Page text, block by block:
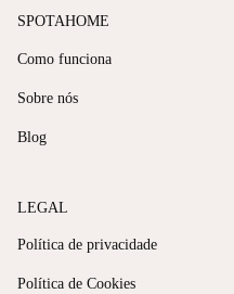
SPOTAHOME
Como funciona
Sobre nós
Blog
LEGAL
Política de privacidade
Política de Cookies